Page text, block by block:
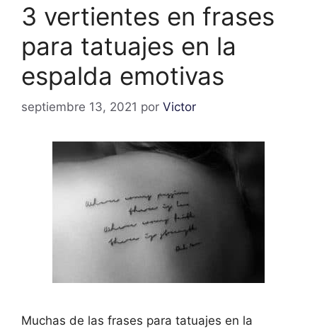
3 vertientes en frases
para tatuajes en la
espalda emotivas
septiembre 13, 2021 por Victor
Muchas de las frases para tatuajes en la